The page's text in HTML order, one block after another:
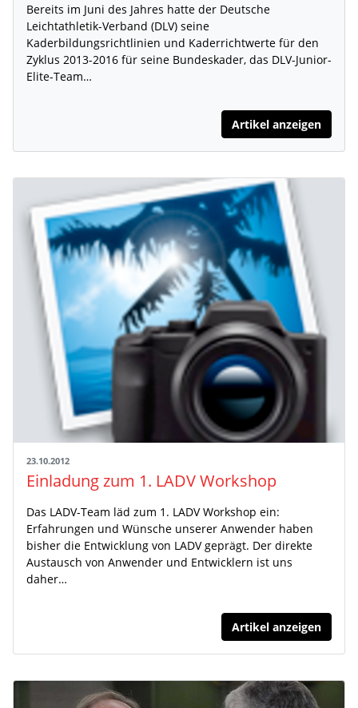
Bereits im Juni des Jahres hatte der Deutsche
Leichtathletik-Verband (DLV) seine
Kaderbildungsrichtlinien und Kaderrichtwerte für den
Zyklus 2013-2016 für seine Bundeskader, das DLV-Junior-
Elite-Team…
Artikel anzeigen
23.10.2012
Einladung zum 1. LADV Workshop
Das LADV-Team läd zum 1. LADV Workshop ein:
Erfahrungen und Wünsche unserer Anwender haben
bisher die Entwicklung von LADV geprägt. Der direkte
Austausch von Anwender und Entwicklern ist uns
daher…
Artikel anzeigen